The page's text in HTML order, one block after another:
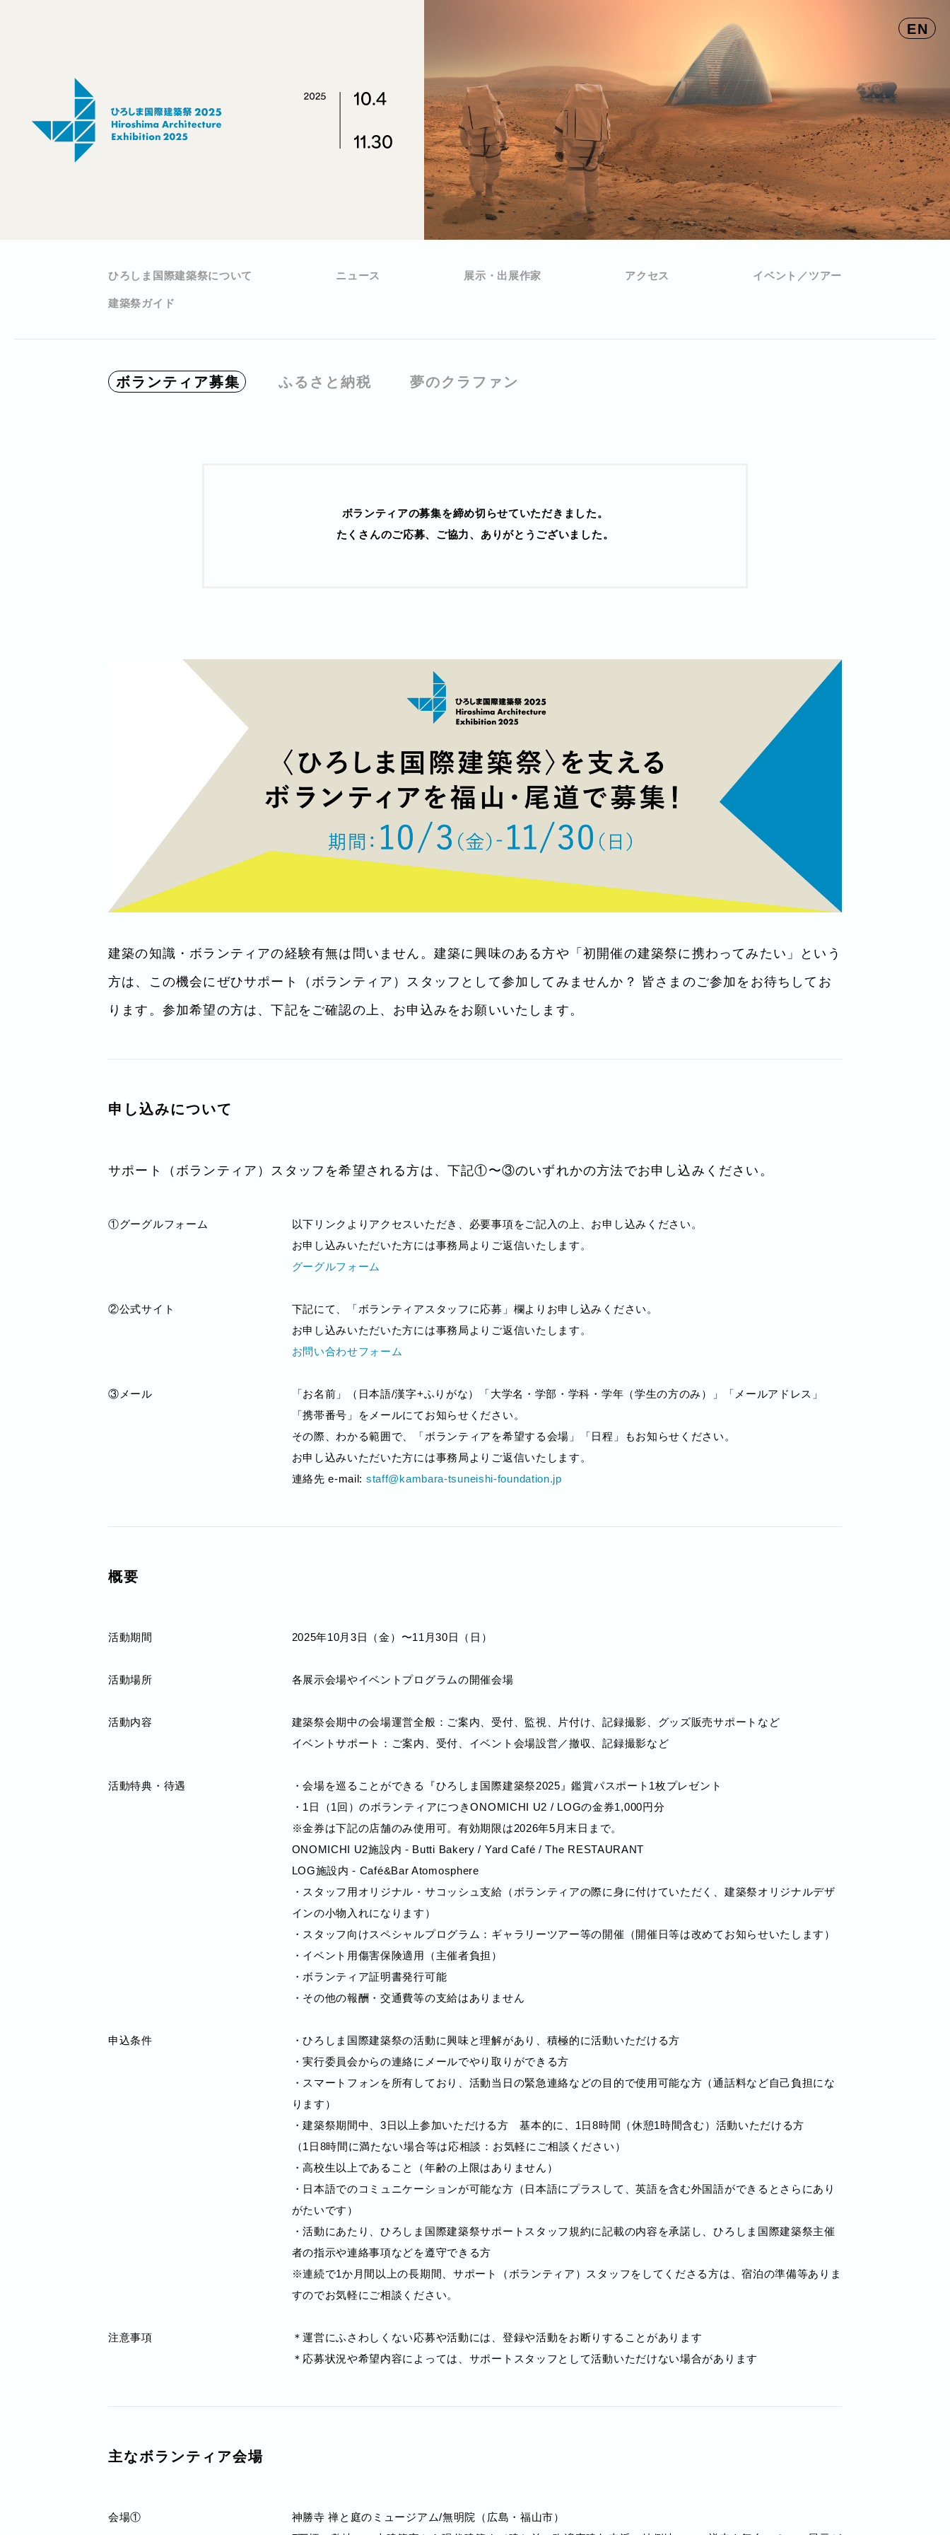
EN
ひろしま国際建築祭について ニュース 展示・出展作家 アクセス イベント／ツアー
建築祭ガイド
ボランティア募集 ふるさと納税 夢のクラファン
ボランティアの募集を締め切らせていただきました。
たくさんのご応募、ご協力、 ありがとうございました。
建築の知識・ボランティアの経験有無は問いません。建築に興味のある方や「初開催の建築祭に携わってみたい」という
方は、この機会にぜひサポート（ボランティア）スタッフとして参加してみませんか？ 皆さまのご参加をお待ちしてお
ります。参加希望の方は、下記をご確認の上、お申込みをお願いいたします。
申し込みについて
サポート（ボランティア）スタッフを希望される方は、下記①〜③のいずれかの方法でお申し込みください。
①グーグルフォーム
以下リンクよりアクセスいただき、必要事項をご記入の上、お申し込みください。
お申し込みいただいた方には事務局よりご返信いたします。
グーグルフォーム
②公式サイト
下記にて、「ボランティアスタッフに応募」欄よりお申し込みください。
お申し込みいただいた方には事務局よりご返信いたします。
お問い合わせフォーム
③メール
「お名前」（日本語/漢字+ふりがな）「大学名・学部・学科・学年（学生の方のみ）」「メールアドレス」
「携帯番号」をメールにてお知らせください。
その際、わかる範囲で、「ボランティアを希望する会場」「日程」もお知らせください。
お申し込みいただいた方には事務局よりご返信いたします。
連絡先 e-mail: staff@kambara-tsuneishi-foundation.jp
概要
活動期間 2025年10月3日（金）〜11月30日（日）
活動場所 各展示会場やイベントプログラムの開催会場
活動内容
建築祭会期中の会場運営全般：ご案内、受付、監視、片付け、記録撮影、グッズ販売サポートなど
イベントサポート：ご案内、受付、イベント会場設営／撤収、記録撮影など
活動特典・待遇
・会場を巡ることができる『ひろしま国際建築祭2025』鑑賞パスポート1枚プレゼント
・1日（1回）のボランティアにつきONOMICHI U2 / LOGの金券1,000円分
※金券は下記の店舗のみ使用可。有効期限は2026年5月末日まで。
ONOMICHI U2施設内 - Butti Bakery / Yard Café / The RESTAURANT
LOG施設内 - Café&Bar Atomosphere
・スタッフ用オリジナル・サコッシュ支給（ボランティアの際に身に付けていただく、建築祭オリジナルデザ
インの小物入れになります）
・スタッフ向けスペシャルプログラム：ギャラリーツアー等の開催（開催日等は改めてお知らせいたします）
・イベント用傷害保険適⽤（主催者負担）
・ボランティア証明書発行可能
・その他の報酬・交通費等の⽀給はありません
申込条件
・ひろしま国際建築祭の活動に興味と理解があり、積極的に活動いただける方
・実⾏委員会からの連絡にメールでやり取りができる方
・スマートフォンを所有しており、活動当⽇の緊急連絡などの⽬的で使⽤可能な⽅（通話料など⾃⼰負担にな
ります）
・建築祭期間中、3日以上参加いただける方 基本的に、1日8時間（休憩1時間含む）活動いただける方
（1日8時間に満たない場合等は応相談：お気軽にご相談ください）
・高校生以上であること（年齢の上限はありません）
・⽇本語でのコミュニケーションが可能な方（日本語にプラスして、英語を含む外国語ができるとさらにあり
がたいです）
・活動にあたり、ひろしま国際建築祭サポートスタッフ規約に記載の内容を承諾し、ひろしま国際建築祭主催
者の指⽰や連絡事項などを遵守できる方
※連続で1か月間以上の長期間、サポート（ボランティア）スタッフをしてくださる方は、宿泊の準備等ありま
すのでお気軽にご相談ください。
注意事項
＊運営にふさわしくない応募や活動には、登録や活動をお断りすることがあります
＊応募状況や希望内容によっては、サポートスタッフとして活動いただけない場合があります
主なボランティア会場
会場①
神勝寺 禅と庭のミュージアム/無明院（広島・福山市）